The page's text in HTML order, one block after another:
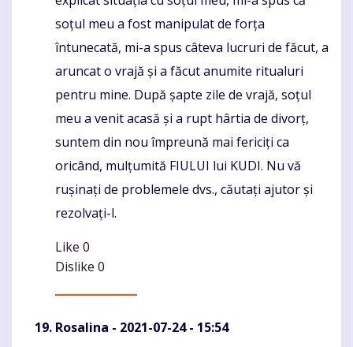
soțul meu a fost manipulat de forța
întunecată, mi-a spus câteva lucruri de făcut, a
aruncat o vrajă și a făcut anumite ritualuri
pentru mine. După șapte zile de vrajă, soțul
meu a venit acasă și a rupt hârtia de divorț,
suntem din nou împreună mai fericiți ca
oricând, mulțumită FIULUI lui KUDI. Nu vă
rușinați de problemele dvs., căutați ajutor și
rezolvați-l.
Like 0
Dislike 0
Rosalina - 2021-07-24 - 15:54